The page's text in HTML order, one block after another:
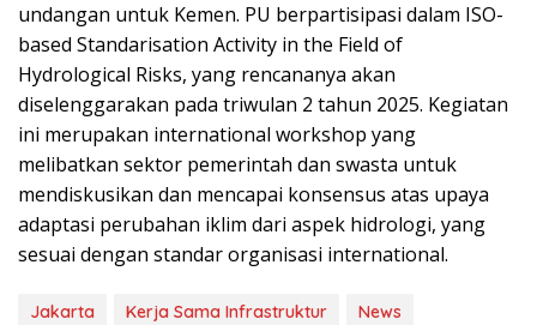
undangan untuk Kemen. PU berpartisipasi dalam ISO-
based Standarisation Activity in the Field of
Hydrological Risks, yang rencananya akan
diselenggarakan pada triwulan 2 tahun 2025. Kegiatan
ini merupakan international workshop yang
melibatkan sektor pemerintah dan swasta untuk
mendiskusikan dan mencapai konsensus atas upaya
adaptasi perubahan iklim dari aspek hidrologi, yang
sesuai dengan standar organisasi international.
Jakarta Kerja Sama Infrastruktur
News